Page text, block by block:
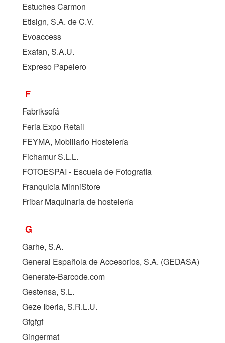
Estuches Carmon
Etisign, S.A. de C.V.
Evoaccess
Exafan, S.A.U.
Expreso Papelero
F
Fabriksofá
Feria Expo Retail
FEYMA, Mobiliario Hostelería
Fichamur S.L.L.
FOTOESPAI - Escuela de Fotografía
Franquicia MinniStore
Fribar Maquinaria de hostelería
G
Garhe, S.A.
General Española de Accesorios, S.A. (GEDASA)
Generate-Barcode.com
Gestensa, S.L.
Geze Iberia, S.R.L.U.
Gfgfgf
Gingermat